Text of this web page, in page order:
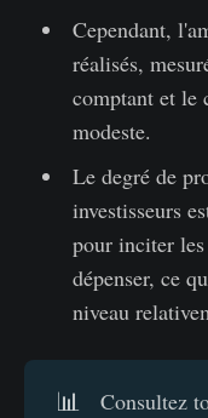
Cependant,
réalisés,
comptant et le
modeste.
Le degré de
investisseurs
pour inciter
dépenser, ce
niveau
📊
Consultez